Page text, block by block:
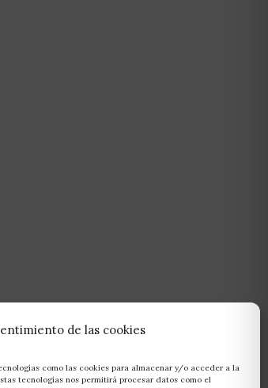
de las cookies
como las cookies para almacenar y/o acceder a la
tecnologías nos permitirá procesar datos como el